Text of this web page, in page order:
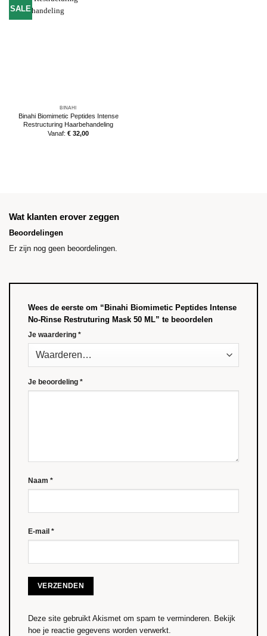
SALE
BINAHI
Binahi Biomimetic Peptides Intense
Restructuring Haarbehandeling
Vanaf: € 32,00
Wat klanten erover zeggen
Beoordelingen
Er zijn nog geen beoordelingen.
Wees de eerste om “Binahi Biomimetic Peptides Intense
No-Rinse Restruturing Mask 50 ML” te beoordelen
Je waardering *
Je beoordeling *
Naam *
E-mail *
Deze site gebruikt Akismet om spam te verminderen. Bekijk
hoe je reactie gegevens worden verwerkt.